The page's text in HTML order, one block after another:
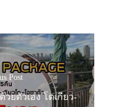
Post
ยตัวเอง โตเกียว-